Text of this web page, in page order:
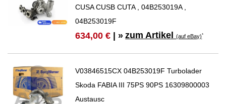
CUSA CUSB CUTA , 04B253019A ,
04B253019F
634,00 € | » zum Artikel(auf eBay)*
V03846515CX 04B253019F Turbolader
Skoda FABIA III 75PS 90PS 16309800003
Austausc